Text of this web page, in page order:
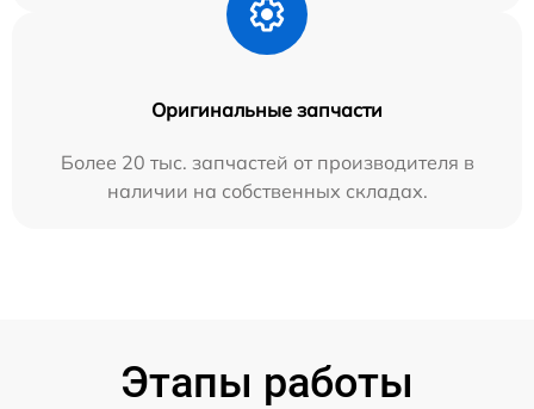
Оригинальные запчасти
Более 20 тыс. запчастей от производителя в
наличии на собственных складах.
Этапы работы